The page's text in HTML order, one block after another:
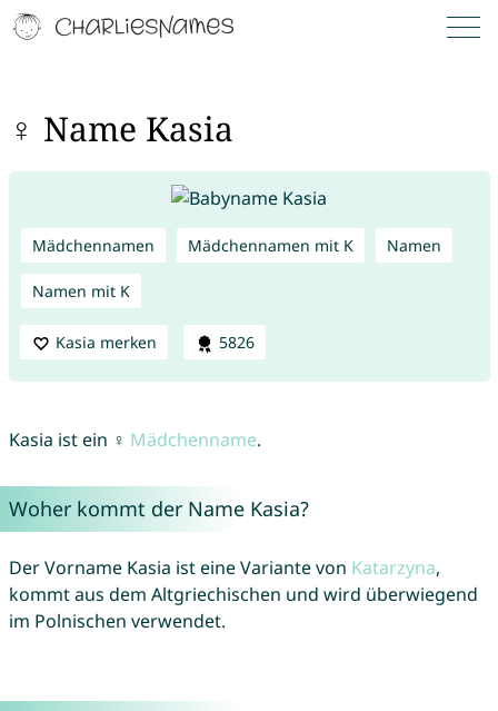
♀ Name Kasia
Mädchennamen Mädchennamen mit K Namen
Namen mit K
Kasia merken 5826
Kasia ist ein ♀ Mädchenname.
Woher kommt der Name Kasia?
Der Vorname Kasia ist eine Variante von Katarzyna,
kommt aus dem Altgriechischen und wird überwiegend
im Polnischen verwendet.